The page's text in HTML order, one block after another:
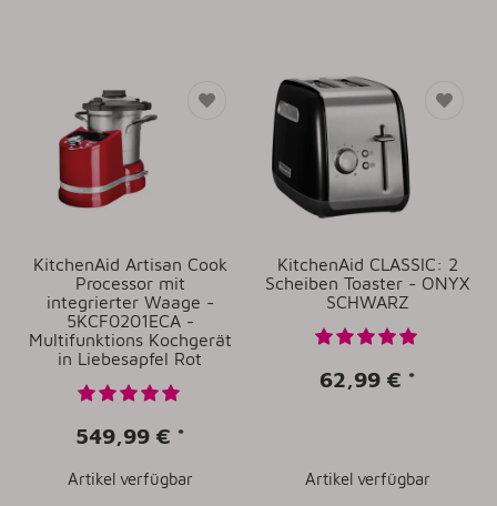
KitchenAid Artisan Cook
Processor mit
integrierter Waage -
5KCF0201ECA -
Multifunktions Kochgerät
in Liebesapfel Rot
549,99 € *
Artikel verfügbar
KitchenAid CLASSIC: 2
Scheiben Toaster - ONYX
SCHWARZ
62,99 € *
Artikel verfügbar